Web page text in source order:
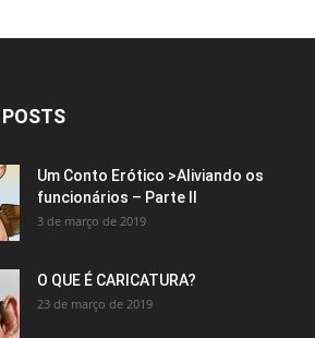
Um Conto Erótico >Aliviando os
funcionários – Parte II
3 de março de 2019
O QUE É CARICATURA?
23 de março de 2019